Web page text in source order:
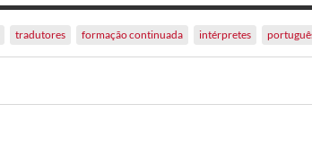
tradutores formação continuada intérpretes